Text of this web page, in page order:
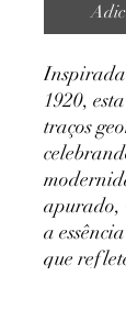
Inspirada
1920,
traços
apurado,
a
que